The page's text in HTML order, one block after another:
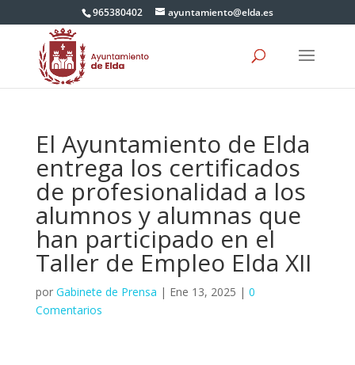
965380402 ayuntamiento@elda.es
El Ayuntamiento de Elda
entrega los certificados
de profesionalidad a los
alumnos y alumnas que
han participado en el
Taller de Empleo Elda XII
por Gabinete de Prensa | Ene 13, 2025 | 0
Comentarios